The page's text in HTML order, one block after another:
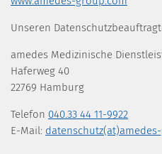
Unseren
amedes Medizinische
Haferweg 40
22769 Hamburg
Telefon 040.33 44 11-9922
E-Mail: